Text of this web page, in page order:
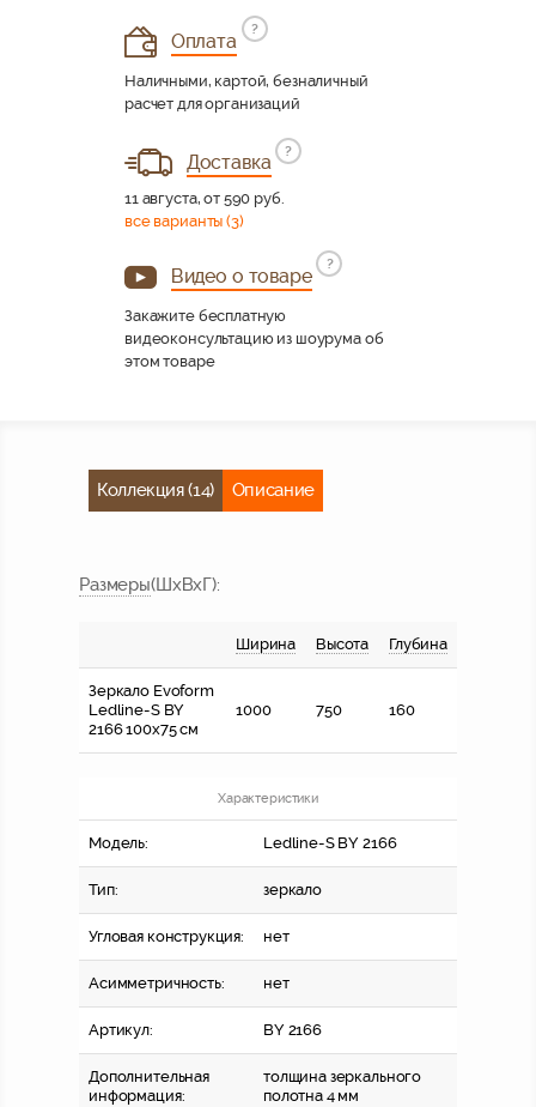
Оплата
?
Наличными, картой, безналичный
расчет для организаций
Доставка
?
11 августа, от 590 руб.
все варианты (3)
Видео о товаре
?
Закажите бесплатную
видеоконсультацию из шоурума об
этом товаре
Коллекция (14) Описание
Размеры(ШхВхГ):
Ширина Высота Глубина
Зеркало Evoform
Ledline-S BY
2166 100x75 см
1000 750 160
Характеристики
Модель: Ledline-S BY 2166
Тип: зеркало
Угловая конструкция: нет
Асимметричность: нет
Артикул: BY 2166
Дополнительная
информация:
толщина зеркального
полотна 4 мм